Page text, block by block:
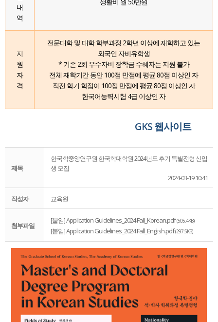
내
역
생활비 월 50만원
지
원
자
격
전문대학 및 대학 학부과정 2학년 이상에 재학하고 있는
외국인 자비유학생
* 기존 2회 우수자비 장학금 수혜자는 지원 불가
전체 재학기간 동안 100점 만점에 평균 80점 이상인 자
직전 학기 학점이 100점 만점에 평균 80점 이상인 자
한국어능력시험 4급 이상인 자
GKS 웹사이트
제목
한국학중앙연구원 한국학대학원 2024년도 후기 특별전형 신입
생 모집
2024-03-19 10:41
작성자 교육원
첨부파일
[붙임] Application Guidelines_2024 Fall_Korean.pdf(505.4KB)
[붙임] Application Guidelines_2024 Fall_English.pdf(297.5KB)